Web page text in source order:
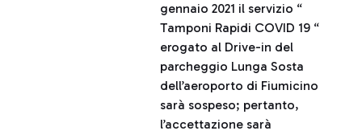
gennaio 2021 il servizio “
Tamponi Rapidi COVID 19 “
erogato al Drive-in del
parcheggio Lunga Sosta
dell’aeroporto di Fiumicino
sarà sospeso; pertanto,
l’accettazione sarà